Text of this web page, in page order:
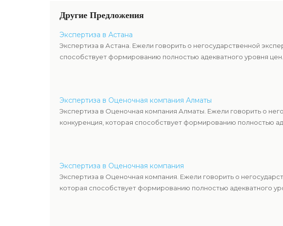
Другие Предложения
Экспертиза в Астана
Экспертиза в Астана. Ежели говорить о негосударственной
способствует формированию полностью адекватного уровня цен.
Экспертиза в Оценочная компания Алматы
Экспертиза в Оценочная компания Алматы. Ежели говорить о
конкуренция, которая способствует формированию полностью
Экспертиза в Оценочная компания
Экспертиза в Оценочная компания. Ежели говорить о
которая способствует формированию полностью адекватного